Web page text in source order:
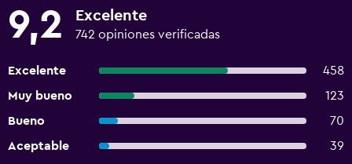
9,2 Excelente
742 opiniones verificadas
Excelente
458
Muy bueno
123
Bueno
70
Aceptable
39